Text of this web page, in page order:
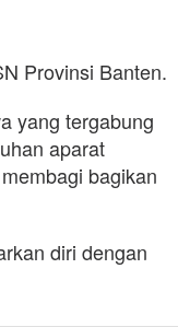
Provinsi Banten.
yang tergabung
aparat
bagikan
diri dengan